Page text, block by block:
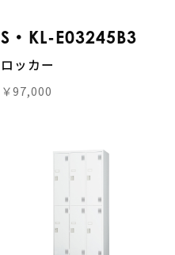
S・KL-E03245B3
ロッカー
￥97,000